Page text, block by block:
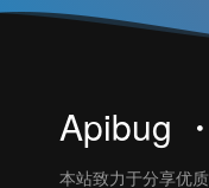
Apibug
本站致力于分享优